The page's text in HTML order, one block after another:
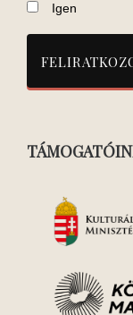
Igen